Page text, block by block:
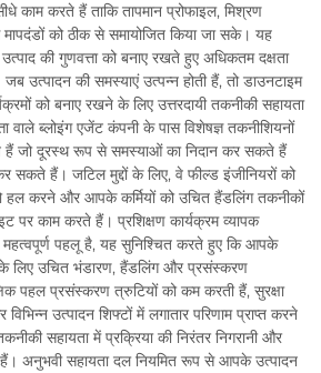
काम करते हैं ताकि तापमान प्रोफाइल, मिश्रण
को ठीक से समायोजित किया जा सके। यह
की गुणवत्ता को बनाए रखते हुए अधिकतम दक्षता
जब उत्पादन की समस्याएं उत्पन्न होती हैं, तो डाउनटाइम
को बनाए रखने के लिए उत्तरदायी तकनीकी सहायता
वाले ब्लोइंग एजेंट कंपनी के पास विशेषज्ञ तकनीशियनों
हैं जो दूरस्थ रूप से समस्याओं का निदान कर सकते हैं
सकते हैं। जटिल मुद्दों के लिए, वे फील्ड इंजीनियरों को
हल करने और आपके कर्मियों को उचित हैंडलिंग तकनीकों
पर काम करते हैं। प्रशिक्षण कार्यक्रम व्यापक
पहलू है, यह सुनिश्चित करते हुए कि आपके
लिए उचित भंडारण, हैंडलिंग और प्रसंस्करण
पहल प्रसंस्करण त्रुटियों को कम करती हैं, सुरक्षा
उत्पादन शिफ्टों में लगातार परिणाम प्राप्त करने
सहायता में प्रक्रिया की निरंतर निगरानी और
हैं। अनुभवी सहायता दल नियमित रूप से आपके उत्पादन